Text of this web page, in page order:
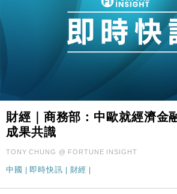
財經｜商務部：中歐就經濟金
成果共識
TONY CHUNG @ FORTUNE INSIGHT
中國 即時快訊 財經